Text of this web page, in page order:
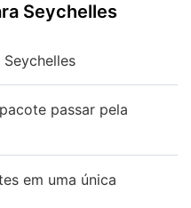
Seychelles
passar pela
em uma única